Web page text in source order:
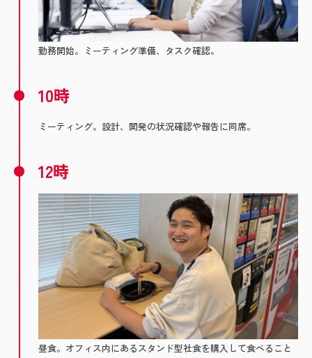
勤務開始。ミーティング準備、タスク確認。
10時
ミーティング。設計、開発の状況確認や報告に同席。
12時
昼食。オフィス内にあるスタンド型社食を購入して食べること